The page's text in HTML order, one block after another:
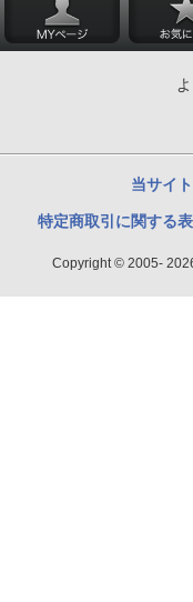
当サイ
特定商取引に関する
Copyright © 2005-